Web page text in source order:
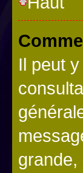
Il peut
grande,